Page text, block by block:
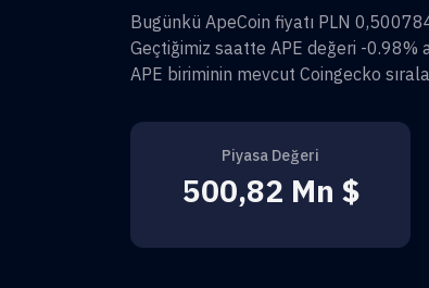
Bugünkü ApeCoin fiyatı PLN
Geçtiğimiz saatte APE değeri -0.98%
APE biriminin mevcut Coingecko
Piyasa Değeri
500,82 Mn $